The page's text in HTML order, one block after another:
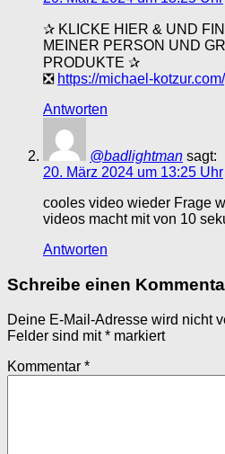
✰ KLICKE HIER & UND
MEINER PERSON UND
PRODUKTE ✰
❎ https://michael-
Antworten
@badlightman sagt:
20. März 2024 um 13:25 Uhr
cooles video wieder Frage
videos macht mit von 10
Antworten
Schreibe einen
Deine E-Mail-Adresse wird nicht
Felder sind mit* markiert
Kommentar *